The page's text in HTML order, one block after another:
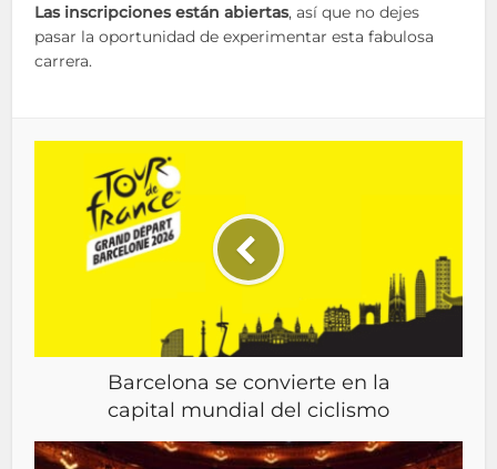
Las inscripciones están abiertas, así que no dejes
pasar la oportunidad de experimentar esta fabulosa
carrera.
Barcelona se convierte en la
capital mundial del ciclismo